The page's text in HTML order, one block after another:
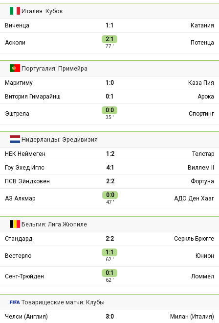
Италия: Кубок
Виченца 1:1 Катания
Асколи 2:1
77 ′
Потенца
Португалия: Примейра
Маритиму 1:0
Каза Пия
Витория Гимарайнш
0:1 Арока
Эштрела 0:0
35 ′
Спортинг
Нидерланды: Эредивизия
НЕК Неймеген 1:2
Телстар
Гоу Эхед Иглс
4:1
Виллем II
ПСВ Эйндховен
2:2 Фортуна
АЗ Алкмар 0:0
47 ′
АДО Ден Хааг
Бельгия: Лига Жюпиле
Стандард 2:2 Серкль Брюгге
Вестерло 1:1
62 ′
Юнион
Сент-Трюйден 0:1
62 ′
Ломмел
Товарищеские матчи: Клубы
Челси (Англия) 3:0 Милан (Италия)